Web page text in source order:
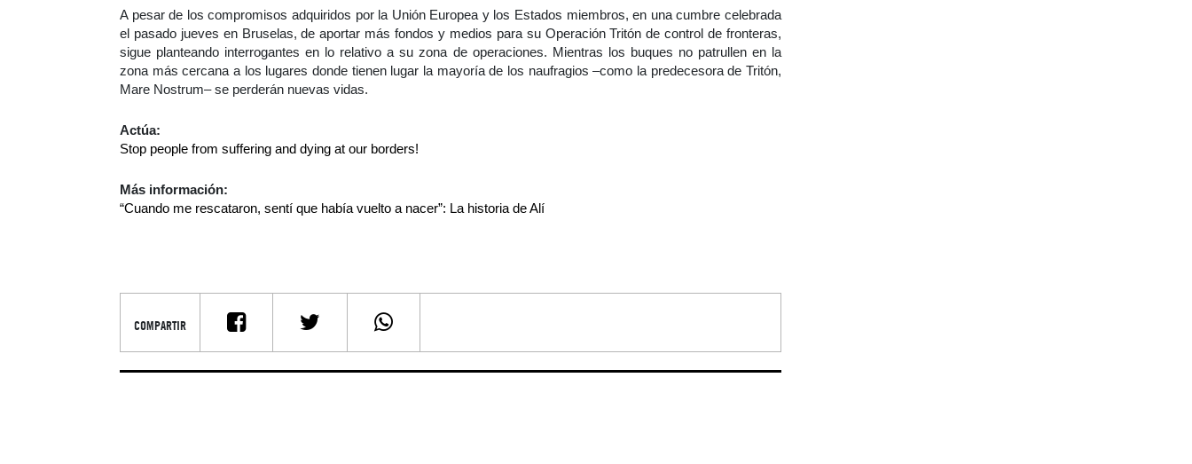
A pesar de los compromisos adquiridos por la Unión Europea y los Estados miembros, en una cumbre celebrada
el pasado jueves en Bruselas, de aportar más fondos y medios para su Operación Tritón de control de fronteras,
sigue planteando interrogantes en lo relativo a su zona de operaciones. Mientras los buques no patrullen en la
zona más cercana a los lugares donde tienen lugar la mayoría de los naufragios –como la predecesora de Tritón,
Mare Nostrum– se perderán nuevas vidas.
Actúa:
Stop people from suffering and dying at our borders!
Más información:
“Cuando me rescataron, sentí que había vuelto a nacer”: La historia de Alí
COMPARTIR